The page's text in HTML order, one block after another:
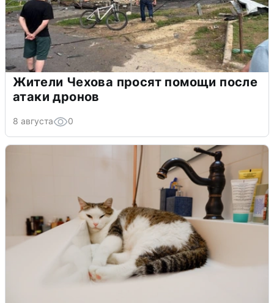
Жители Чехова просят помощи после
атаки дронов
8 августа 0